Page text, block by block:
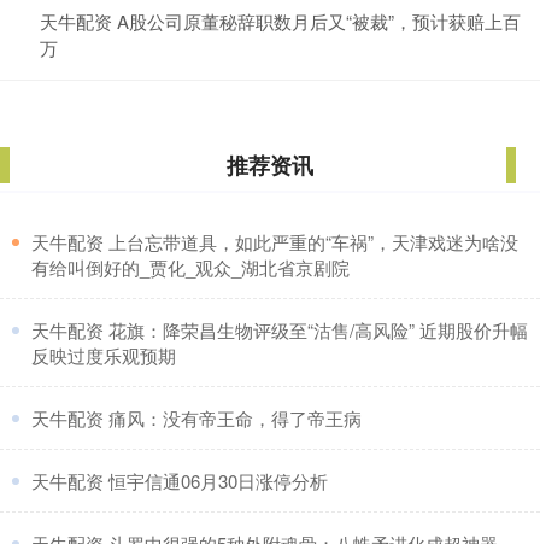
天牛配资 A股公司原董秘辞职数月后又“被裁”，预计获赔上百
万
推荐资讯
​天牛配资 上台忘带道具，如此严重的“车祸”，天津戏迷为啥没
有给叫倒好的_贾化_观众_湖北省京剧院
​天牛配资 花旗：降荣昌生物评级至“沽售/高风险” 近期股价升幅
反映过度乐观预期
​天牛配资 痛风：没有帝王命，得了帝王病
​天牛配资 恒宇信通06月30日涨停分析